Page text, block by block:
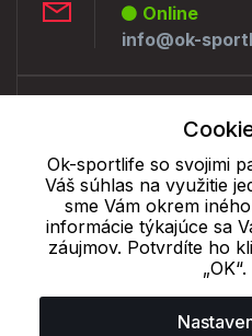
Online
info@ok-
Offline
+421 277 270
Cookie - podrobné nastavenie|
osobných údajov
Ok-sportlife so svojimi
Váš súhlas na využitie
sme Vám okrem
informácie týkajúce sa
záujmov. Potvrdíte ho
„OK“.